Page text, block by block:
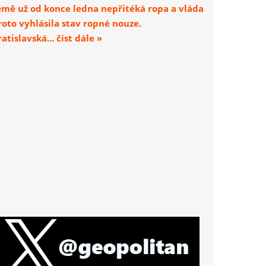
už od konce ledna nepřitéká ropa a vláda
vyhlásila stav ropné nouze.
číst dále »